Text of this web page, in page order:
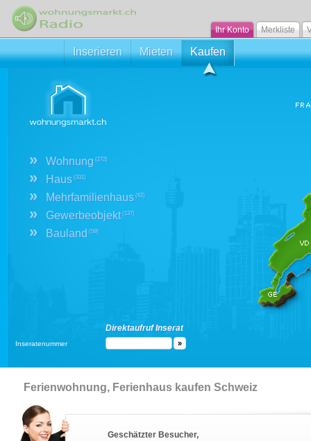
Ihr Konto Merkliste
Inserieren Mieten Kaufen
» Wohnung (272)
» Haus (331)
» Mehrfamilienhaus (62)
» Gewerbeobjekt(137)
» Bauland (59)
Direktaufruf Inserat
Inseratenummer
Ferienwohnung, Ferienhaus kaufen Schweiz
Geschätzter Besucher,